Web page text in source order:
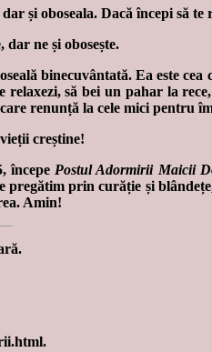
și oboseala. Dacă începi să
ne și obosește.
binecuvântată. Ea este
relaxezi, să bei un pahar la
renunță la cele mici pentru
creștine!
începe Postul Adormirii Maicii
prin curăție și
Amin!